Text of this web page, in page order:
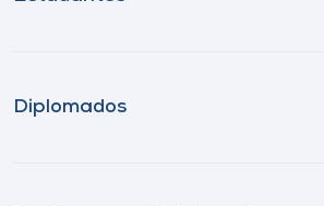
Diplomados